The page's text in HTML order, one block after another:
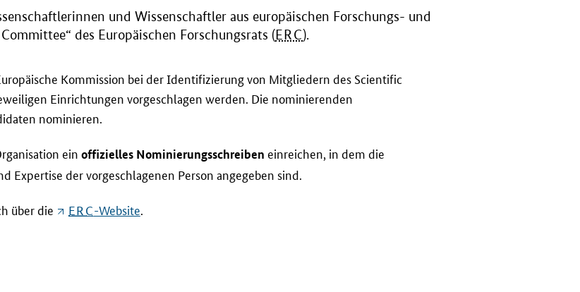
und Wissenschaftler aus europäischen Forschungs- und
“ des Europäischen Forschungsrats (ERC).
Kommission bei der Identifizierung von Mitgliedern des Scientific
Einrichtungen vorgeschlagen werden. Die nominierenden
nominieren.
ein offizielles Nominierungsschreiben einreichen, in dem die
Expertise der vorgeschlagenen Person angegeben sind.
über die ERC-Website.